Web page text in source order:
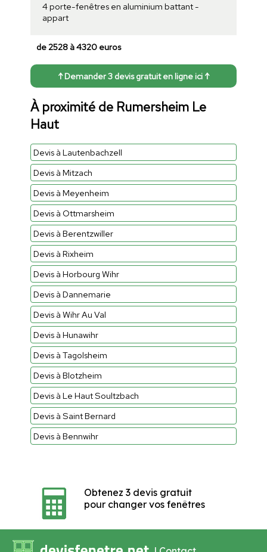
4 porte-fenêtres en aluminium battant -
appart
de 2528 à 4320 euros
↑ Demander 3 devis gratuit en ligne ici ↑
À proximité de Rumersheim Le
Haut
Devis à Lautenbachzell
Devis à Mitzach
Devis à Meyenheim
Devis à Ottmarsheim
Devis à Berentzwiller
Devis à Rixheim
Devis à Horbourg Wihr
Devis à Dannemarie
Devis à Wihr Au Val
Devis à Hunawihr
Devis à Tagolsheim
Devis à Blotzheim
Devis à Le Haut Soultzbach
Devis à Saint Bernard
Devis à Bennwihr
Obtenez 3 devis gratuit
pour changer vos fenêtres